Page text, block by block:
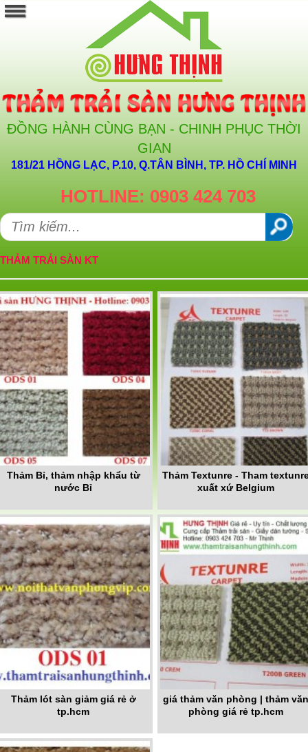
ĐỒNG HÀNH CÙNG BẠN - CHINH PHỤC THỜI
GIAN
181/21 HỒNG LẠC, P.10, Q.TÂN BÌNH, TP. HỒ CHÍ MINH
HOTLINE: 0903 424 703
THẢM TRẢI SÀN KT
Thảm Bỉ, thảm nhập khẩu từ
nước Bỉ
Thảm Textunre - Tham
xuất xứ Belgium
Thảm lót sàn giảm giá rẻ ở
tp.hcm
giá thảm văn phòng | thảm
phòng giá rẻ tp.hcm